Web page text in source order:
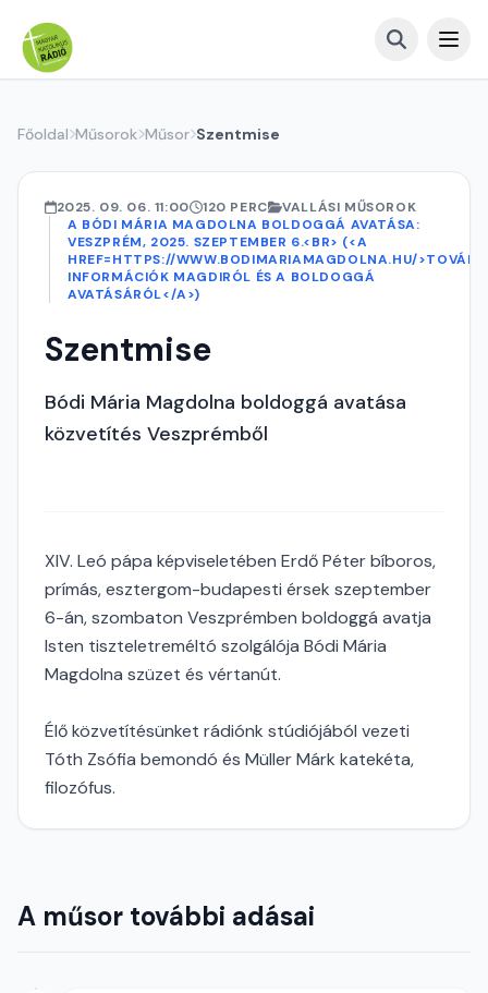
Főoldal Műsorok Műsor Szentmise
2025. 09. 06. 11:00 120 PERC
VALLÁSI MŰSOROK
A BÓDI MÁRIA MAGDOLNA BOLDOGGÁ AVATÁSA:
VESZPRÉM, 2025. SZEPTEMBER 6.<BR> (<A
HREF=HTTPS://WWW.BODIMARIAMAGDOLNA.HU/
INFORMÁCIÓK MAGDIRÓL ÉS A BOLDOGGÁ
AVATÁSÁRÓL</A>)
Szentmise
Bódi Mária Magdolna boldoggá avatása
közvetítés Veszprémből
XIV. Leó pápa képviseletében Erdő Péter bíboros,
prímás, esztergom-budapesti érsek szeptember
6-án, szombaton Veszprémben boldoggá avatja
Isten tiszteletreméltó szolgálója Bódi Mária
Magdolna szüzet és vértanút.
Élő közvetítésünket rádiónk stúdiójából vezeti
Tóth Zsófia bemondó és Müller Márk katekéta,
filozófus.
A műsor további adásai